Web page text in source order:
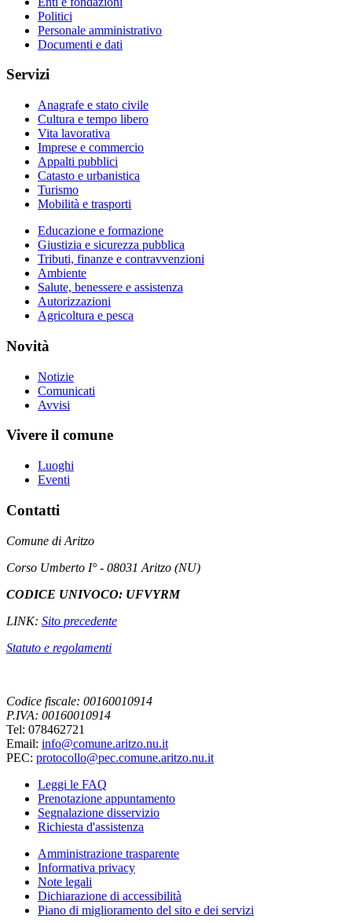
Politici
Personale amministrativo
Documenti e dati
Servizi
Anagrafe e stato civile
Cultura e tempo libero
Vita lavorativa
Imprese e commercio
Appalti pubblici
Catasto e urbanistica
Turismo
Mobilità e trasporti
Educazione e formazione
Giustizia e sicurezza pubblica
Tributi, finanze e contravvenzioni
Ambiente
Salute, benessere e assistenza
Autorizzazioni
Agricoltura e pesca
Novità
Notizie
Comunicati
Avvisi
Vivere il comune
Luoghi
Eventi
Contatti
Comune di Aritzo
Corso Umberto I° - 08031 Aritzo (NU)
CODICE UNIVOCO: UFVYRM
LINK: Sito precedente
Statuto e regolamenti
Codice fiscale: 00160010914
P.IVA: 00160010914
Tel: 078462721
Email: info@comune.aritzo.nu.it
PEC: protocollo@pec.comune.aritzo.nu.it
Leggi le FAQ
Prenotazione appuntamento
Segnalazione disservizio
Richiesta d'assistenza
Amministrazione trasparente
Informativa privacy
Note legali
Dichiarazione di accessibilità
Piano di miglioramento del sito e dei servizi